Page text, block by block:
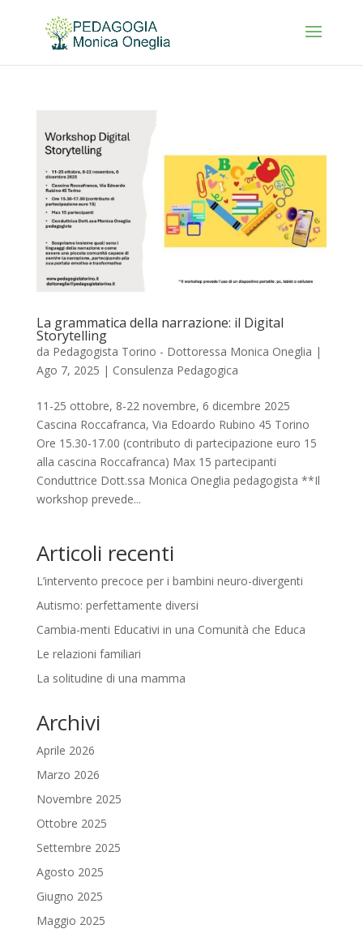
La grammatica della narrazione: il Digital
Storytelling
da Pedagogista Torino - Dottoressa Monica Oneglia |
Ago 7, 2025 | Consulenza Pedagogica
11-25 ottobre, 8-22 novembre, 6 dicembre 2025
Cascina Roccafranca, Via Edoardo Rubino 45 Torino
Ore 15.30-17.00 (contributo di partecipazione euro 15
alla cascina Roccafranca) Max 15 partecipanti
Conduttrice Dott.ssa Monica Oneglia pedagogista **Il
workshop prevede...
Articoli recenti
L’intervento precoce per i bambini neuro-divergenti
Autismo: perfettamente diversi
Cambia-menti Educativi in una Comunità che Educa
Le relazioni familiari
La solitudine di una mamma
Archivi
Aprile 2026
Marzo 2026
Novembre 2025
Ottobre 2025
Settembre 2025
Agosto 2025
Giugno 2025
Maggio 2025